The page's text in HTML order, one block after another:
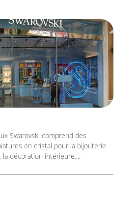
Swarovski comprend des
en cristal pour la bijouterie
décoration intérieure,...